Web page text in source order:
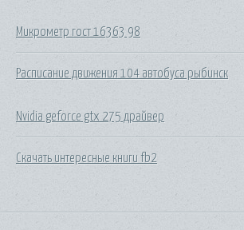
Микрометр гост 16363 98
Расписание движения 104 автобуса рыбинск
Nvidia geforce gtx 275 драйвер
Скачать интересные книги fb2